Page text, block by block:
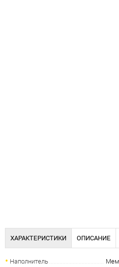
ХАРАКТЕРИСТИКИ ОПИСАНИЕ
Наполнитель